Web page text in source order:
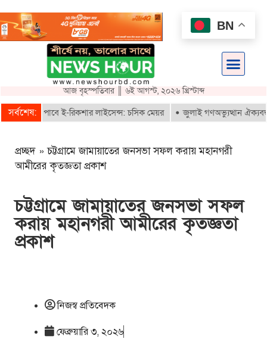
আজ বৃহস্পতিবার ║ ৬ই আগস্ট, ২০২৬ খ্রিস্টাব্দ
সর্বশেষ:পাবে ই-রিকশার লাইসেন্স: চসিক মেয়র জুলাই গণঅভ্যুত্থান ঐক্যবদ্ধ
প্রচ্ছদ »চট্টগ্রামে জামায়াতের জনসভা সফল করায় মহানগরী
আমীরের কৃতজ্ঞতা প্রকাশ
চট্টগ্রামে জামায়াতের জনসভা সফল
করায় মহানগরী আমীরের কৃতজ্ঞতা
প্রকাশ
নিজস্ব প্রতিবেদক
ফেব্রুয়ারি ৩, ২০২৬
BN